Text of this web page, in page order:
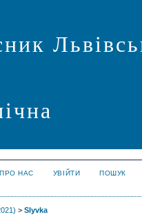
ПРО НАС УВІЙТИ
ПОШУК
> Slyvka